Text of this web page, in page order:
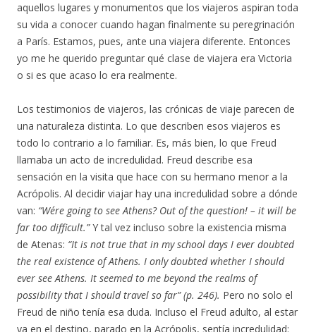
aquellos lugares y monumentos que los viajeros aspiran toda
su vida a conocer cuando hagan finalmente su peregrinación
a París. Estamos, pues, ante una viajera diferente. Entonces
yo me he querido preguntar qué clase de viajera era Victoria
o si es que acaso lo era realmente.
Los testimonios de viajeros, las crónicas de viaje parecen de
una naturaleza distinta. Lo que describen esos viajeros es
todo lo contrario a lo familiar. Es, más bien, lo que Freud
llamaba un acto de incredulidad. Freud describe esa
sensación en la visita que hace con su hermano menor a la
Acrópolis. Al decidir viajar hay una incredulidad sobre a dónde
van: “We´re going to see Athens? Out of the question! – it will be
far too difficult.”Y tal vez incluso sobre la existencia misma
de Atenas: “It is not true that in my school days I ever doubted
the real existence of Athens. I only doubted whether I should
ever see Athens. It seemed to me beyond the realms of
possibility that I should travel so far” (p. 246). Pero no solo el
Freud de niño tenía esa duda. Incluso el Freud adulto, al estar
ya en el destino, parado en la Acrópolis, sentía incredulidad: